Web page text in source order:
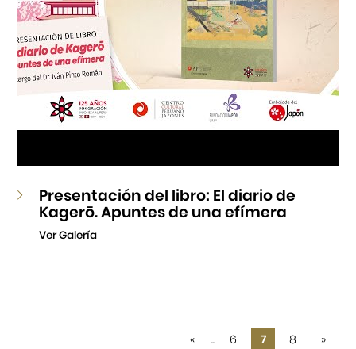
Presentación del libro: El diario de
Kagerō. Apuntes de una efímera
Ver Galería
« ... 6 7 8 »